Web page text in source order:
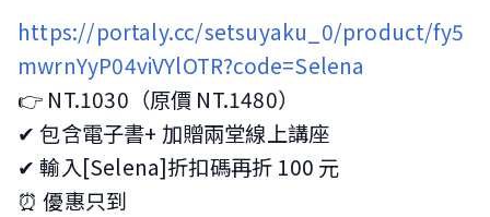
https://portaly.cc/setsuyaku_0/product/fy5
mwrnYyP04viVYlOTR?code=Selena
👉 NT.1030（原價 NT.1480）
✔ 包含電子書+ 加贈兩堂線上講座
✔ 輸入[Selena]折扣碼再折 100 元
⏰ 優惠只到